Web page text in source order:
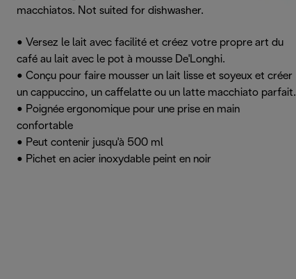
macchiatos. Not suited for dishwasher.
• Versez le lait avec facilité et créez votre propre art du
café au lait avec le pot à mousse De'Longhi.
• Conçu pour faire mousser un lait lisse et soyeux et créer
un cappuccino, un caffelatte ou un latte macchiato parfait.
• Poignée ergonomique pour une prise en main
confortable
• Peut contenir jusqu'à 500 ml
• Pichet en acier inoxydable peint en noir